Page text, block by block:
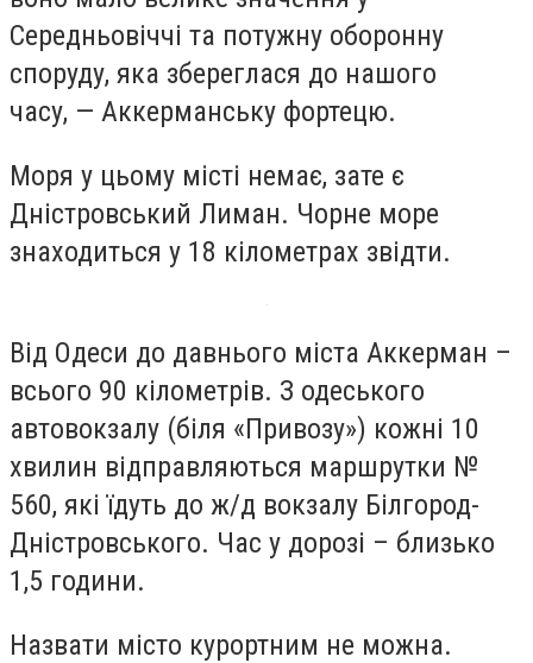
Середньовіччі та потужну оборонну
споруду, яка збереглася до нашого
часу, — Аккерманську фортецю.
Моря у цьому місті немає, зате є
Дністровський Лиман. Чорне море
знаходиться у 18 кілометрах звідти.
Від Одеси до давнього міста Аккерман –
всього 90 кілометрів. З одеського
автовокзалу (біля «Привозу») кожні 10
хвилин відправляються маршрутки №
560, які їдуть до ж/д вокзалу Білгород-
Дністровського. Час у дорозі – близько
1,5 години.
Назвати місто курортним не можна.